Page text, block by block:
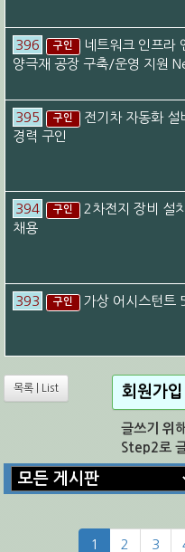
396 구인
네트워크 인프라
양극재 공장 구축/운영 지원
395 구인
전기차 자동화
경력 구인
394 구인
2차전지 장비 설
채용
393 구인 가상 어시스턴트
목록 | List 회원가입
글쓰기 위
Step2로
1 2 3